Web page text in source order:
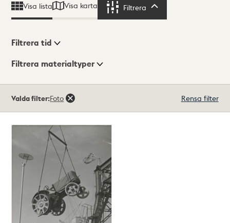
Visa lista Visa karta Filtrera
Visningsläge
Filtrera tid
Filtrera materialtyper
träffar
Valda filter:Foto Rensa filter